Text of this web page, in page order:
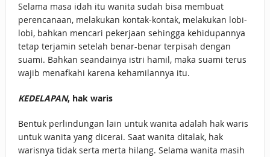
Selama masa idah itu wanita sudah bisa membuat
perencanaan, melakukan kontak-kontak, melakukan lobi-
lobi, bahkan mencari pekerjaan sehingga kehidupannya
tetap terjamin setelah benar-benar terpisah dengan
suami. Bahkan seandainya istri hamil, maka suami terus
wajib menafkahi karena kehamilannya itu.
KEDELAPAN, hak waris
Bentuk perlindungan lain untuk wanita adalah hak waris
untuk wanita yang dicerai. Saat wanita ditalak, hak
warisnya tidak serta merta hilang. Selama wanita masih